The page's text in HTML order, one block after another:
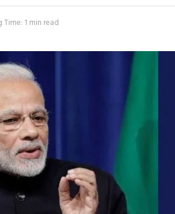
Time: 1 min read